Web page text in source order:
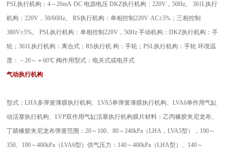
PSL执行机构：4～20mA·DC 电源电压 DKZ执行机构：220V，50Hz。 361L执行
机构：220V，50/60Hz。 RS执行机构：单相控制220V·AC±5%；三相控制
380V±5%。 PSL执行机构：单相控制220V，50Hz 手动机构：DKZ执行机构：手
轮；361L执行机构：离合式；RS执行机 构：手轮；PSL执行机构：手轮 环境温
度：－20～＋60℃ 阀作用型式：电关式或电开式
气动执行机构
型式：LHA多弹簧薄膜执行机构、LVA5单弹簧薄膜执行机构、LVA6单作用气缸
动活塞执行机构、LVP双作用气缸活塞执行机构膜片材料：乙丙橡胶夹尼龙布、
丁腈橡胶夹尼龙布弹簧范围：20～100、80～240kPa（LHA，LVA5型），190～
350、190～400kPa（LVA6型）供气压力：140～400kPa（LHA型）、140～